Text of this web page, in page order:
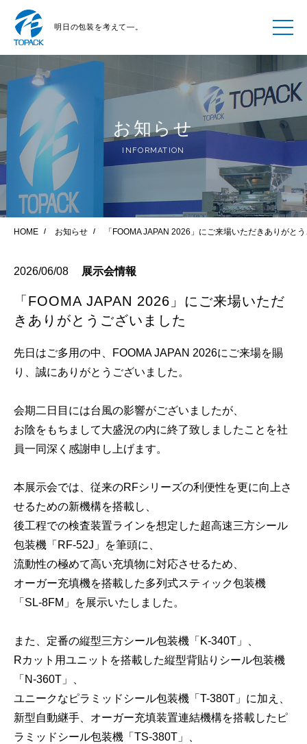
明日の包装を考えて―。
お知らせ
INFORMATION
HOME お知らせ 「FOOMA JAPAN 2026」にご来場いただきありがと
2026/06/08 展示会情報
「FOOMA JAPAN 2026」にご来場いただ
きありがとうございました
先日はご多用の中、FOOMA JAPAN 2026にご来場を賜
り、誠にありがとうございました。
会期二日目には台風の影響がございましたが、
お陰をもちまして大盛況の内に終了致しましたことを社
員一同深く感謝申し上げます。
本展示会では、従来のRFシリーズの利便性を更に向上さ
せるための新機構を搭載し、
後工程での検査装置ラインを想定した超高速三方シール
包装機「RF-52J」を筆頭に、
流動性の極めて高い充填物に対応させるため、
オーガー充填機を搭載した多列式スティック包装機
「SL-8FM」を展示いたしました。
また、定番の縦型三方シール包装機「K-340T」、
Rカット用ユニットを搭載した縦型背貼りシール包装機
「N-360T」、
ユニークなピラミッドシール包装機「T-380T」に加え、
新型自動継手、オーガー充填装置連結機構を搭載したピ
ラミッドシール包装機「TS-380T」、